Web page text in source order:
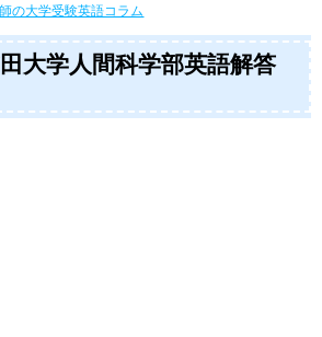
の大学受験英語コラム
大学人間科学部英語解答